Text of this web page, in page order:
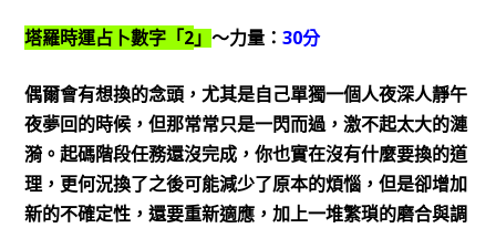
塔羅時運占卜數字「2」 ～力量： 30分
偶爾會有想換的念頭，尤其是自己單獨一個人夜深人靜午
夜夢回的時候，但那常常只是一閃而過，激不起太大的漣
漪。起碼階段任務還沒完成，你也實在沒有什麼要換的道
理，更何況換了之後可能減少了原本的煩惱，但是卻增加
新的不確定性，還要重新適應，加上一堆繁瑣的磨合與調